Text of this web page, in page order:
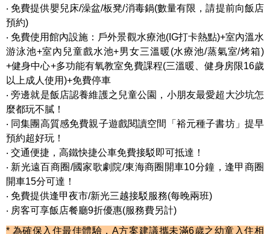
‧ 免費提供嬰兒床/澡盆/板凳/消毒鍋(數量有限，請提前向飯店
預約)
‧ 免費使用館內設施：戶外景觀水療池(IG打卡熱點)+室內溫水
游泳池+室內兒童戲水池+男女三溫暖(水療池/蒸氣室/烤箱)
+健身中心+多功能有氧教室免費課程(三溫暖、健身房限16歲
以上成人使用)+免費停車
‧ 旁邊就是飯店認養維護之兒童公園，小朋友最愛超大沙坑怎
麼都玩不膩！
‧ 同集團高質感免費親子遊戲閱讀空間「裕元種子書坊」提早
預約超好玩！
‧ 交通便捷，高鐵快捷公車免費接駁即可抵達！
‧ 新光遠百商圈/國家歌劇院/東海商圈開車10分鐘，逢甲商圈
開車15分可達！
‧ 免費提供逢甲夜市/新光三越接駁服務(每晚兩班)
‧ 房客可享飯店餐廳9折優惠(服務費另計)
* 為確保入住最佳體驗，A方案建議攜未滿6歲之幼童入住相